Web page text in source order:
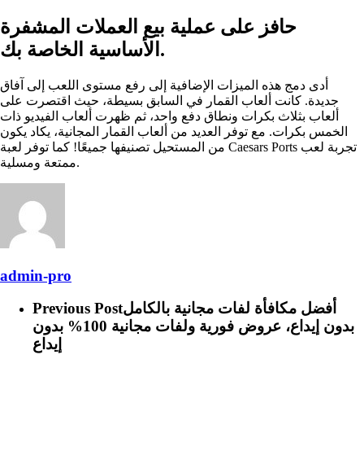
حافز على عملية بيع العملات المشفرة
الأساسية الخاصة بك.
أدى دمج هذه الميزات الإضافية إلى رفع مستوى اللعب إلى آفاق
جديدة. كانت ألعاب القمار في السابق بسيطة، حيث اقتصرت على
ألعاب بثلاث بكرات ونطاق دفع واحد، ثم ظهرت ألعاب الفيديو ذات
الخمس بكرات. مع توفر العديد من ألعاب القمار المجانية، يكاد يكون
من المستحيل تصنيفها جميعًا! كما توفر لعبة Caesars Ports تجربة لعب
ممتعة ومسلية.
admin-pro
Previous Postأفضل مكافأة لفات مجانية بالكامل
بدون إيداع، عروض فورية ولفات مجانية 100% بدون
إيداع